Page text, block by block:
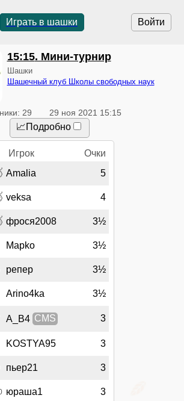
Войти
Играть в шашки
15:15. Мини-турнир
Шашки
Шашечный клуб Школы свободных наук
29 29 ноя 2021 15:15
📈Подробно
Игрок Очки
Amalia 5
veksa 4
фрося2008 3½
Mapko 3½
репер 3½
Arino4ka 3½
A_B4 CMS 3
KOSTYA95 3
пьер21 3
юраша1 3